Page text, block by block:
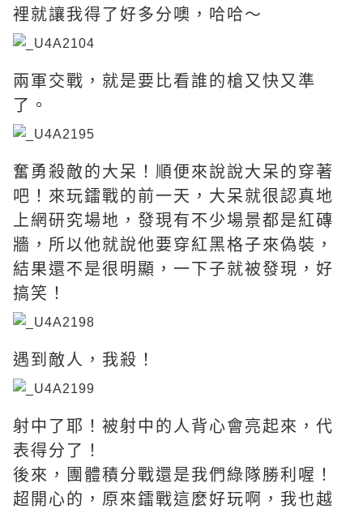
裡就讓我得了好多分噢，哈哈～
兩軍交戰，就是要比看誰的槍又快又準
了。
奮勇殺敵的大呆！順便來說說大呆的穿著
吧！來玩鐳戰的前一天，大呆就很認真地
上網研究場地，發現有不少場景都是紅磚
牆，所以他就說他要穿紅黑格子來偽裝，
結果還不是很明顯，一下子就被發現，好
搞笑！
遇到敵人，我殺！
射中了耶！被射中的人背心會亮起來，代
表得分了！
後來，團體積分戰還是我們綠隊勝利喔！
超開心的，原來鐳戰這麼好玩啊，我也越